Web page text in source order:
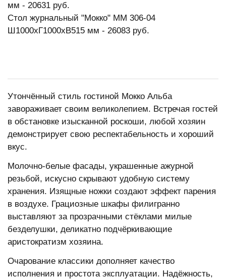
мм - 20631 руб.
Стол журнальный "Мокко" ММ 306-04
Ш1000xГ1000xВ515 мм - 26083 руб.
Утончённый стиль гостиной Мокко Альба
завораживает своим великолепием. Встречая гостей
в обстановке изысканной роскоши, любой хозяин
демонстрирует свою респектабельность и хороший
вкус.
Молочно-белые фасады, украшенные ажурной
резьбой, искусно скрывают удобную систему
хранения. Изящные ножки создают эффект парения
в воздухе. Грациозные шкафы филигранно
выставляют за прозрачными стёклами милые
безделушки, деликатно подчёркивающие
аристократизм хозяина.
Очарование классики дополняет качество
исполнения и простота эксплуатации. Надёжность,